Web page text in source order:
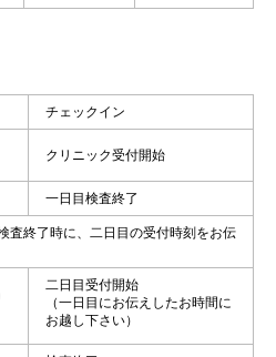
チェックイン
クリニック受付開始
一日目検査終了
査終了時に、二日目の受付時刻をお伝
二日目受付開始
（一日目にお伝えしたお時間に
お越し下さい）